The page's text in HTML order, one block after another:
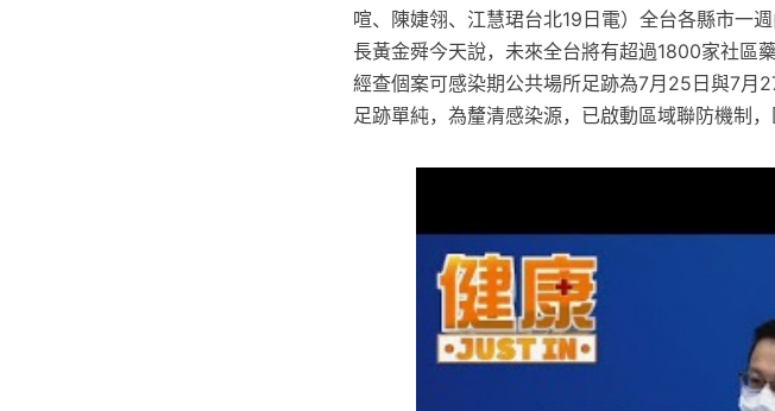
喧、陳婕翎、江慧珺台北19日電）全台各縣市一
長黃金舜今天說，未來全台將有超過1800家社區
經查個案可感染期公共場所足跡為7月25日與7月
足跡單純，為釐清感染源，已啟動區域聯防機制